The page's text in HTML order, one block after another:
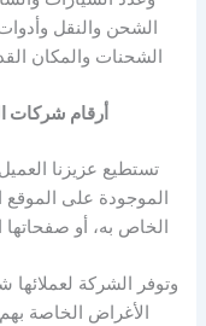
الشحن والنقل
الشحنات والمكان
أرقام
تستطيع عزيزنا
الموجودة على الموقع
الخاص به، أو
وتوفر الشركة
الأغراض الخاصة